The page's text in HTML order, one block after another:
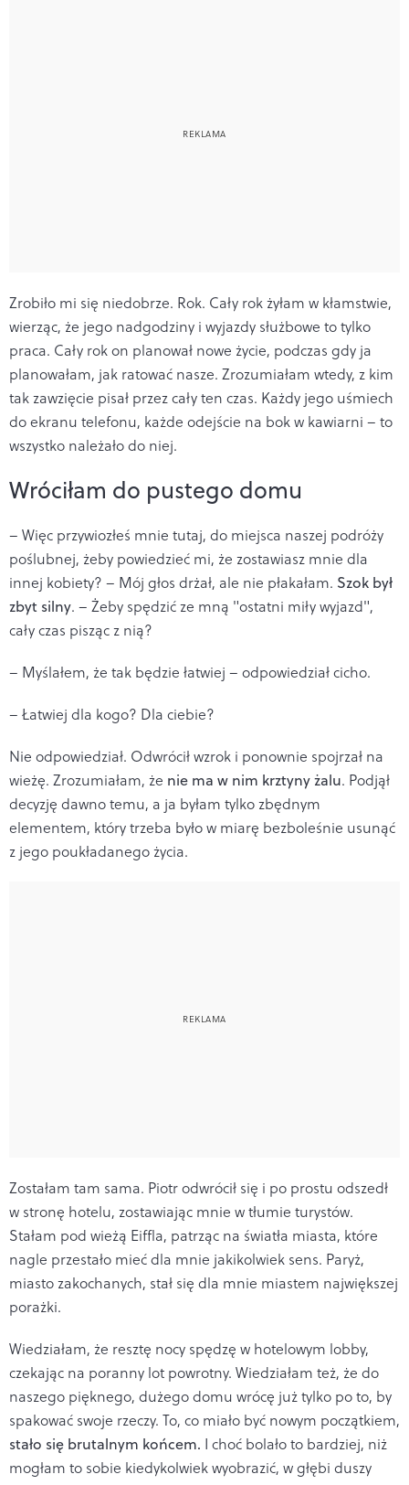
Zrobiło mi się niedobrze. Rok. Cały rok żyłam w kłamstwie,
wierząc, że jego nadgodziny i wyjazdy służbowe to tylko
praca. Cały rok on planował nowe życie, podczas gdy ja
planowałam, jak ratować nasze. Zrozumiałam wtedy, z kim
tak zawzięcie pisał przez cały ten czas. Każdy jego uśmiech
do ekranu telefonu, każde odejście na bok w kawiarni – to
wszystko należało do niej.
Wróciłam do pustego domu
– Więc przywiozłeś mnie tutaj, do miejsca naszej podróży
poślubnej, żeby powiedzieć mi, że zostawiasz mnie dla
innej kobiety? – Mój głos drżał, ale nie płakałam. Szok był
zbyt silny. – Żeby spędzić ze mną "ostatni miły wyjazd",
cały czas pisząc z nią?
– Myślałem, że tak będzie łatwiej – odpowiedział cicho.
– Łatwiej dla kogo? Dla ciebie?
Nie odpowiedział. Odwrócił wzrok i ponownie spojrzał na
wieżę. Zrozumiałam, że nie ma w nim krztyny żalu. Podjął
decyzję dawno temu, a ja byłam tylko zbędnym
elementem, który trzeba było w miarę bezboleśnie usunąć
z jego poukładanego życia.
Zostałam tam sama. Piotr odwrócił się i po prostu odszedł
w stronę hotelu, zostawiając mnie w tłumie turystów.
Stałam pod wieżą Eiffla, patrząc na światła miasta, które
nagle przestało mieć dla mnie jakikolwiek sens. Paryż,
miasto zakochanych, stał się dla mnie miastem największej
porażki.
Wiedziałam, że resztę nocy spędzę w hotelowym lobby,
czekając na poranny lot powrotny. Wiedziałam też, że do
naszego pięknego, dużego domu wrócę już tylko po to, by
spakować swoje rzeczy. To, co miało być nowym początkiem,
stało się brutalnym końcem. I choć bolało to bardziej, niż
mogłam to sobie kiedykolwiek wyobrazić, w głębi duszy